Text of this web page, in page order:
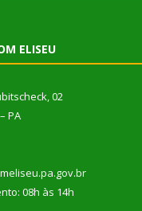
ELISEU
02
PA
08h às 14h